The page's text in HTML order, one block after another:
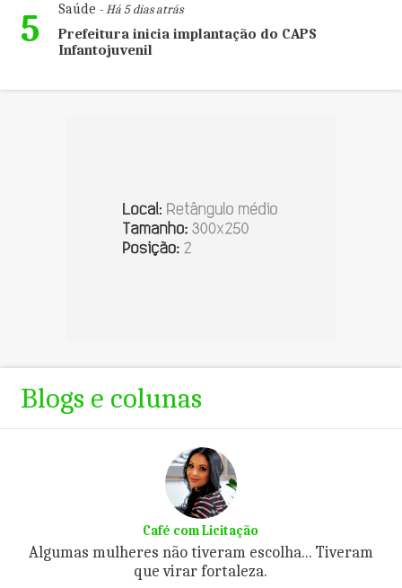
5 Saúde - Há 5 dias atrás
Prefeitura inicia implantação do CAPS
Infantojuvenil
Blogs e colunas
Café com Licitação
Algumas mulheres não tiveram escolha... Tiveram
que virar fortaleza.